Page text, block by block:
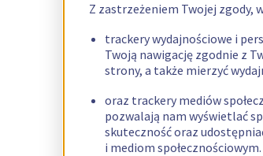
Z zastrzeżeniem Twojej zgody,
trackery wydajnościowe i
Twoją nawigację zgodnie z
strony, a także mierzyć
oraz trackery mediów
pozwalają nam wyświetlać
skuteczność oraz
i mediom społecznościowym.